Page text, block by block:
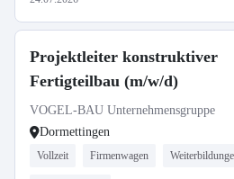
Projektleiter konstruktiver
Fertigteilbau (m/w/d)
VOGEL-BAU Unternehmensgruppe
Dormettingen
Vollzeit Firmenwagen